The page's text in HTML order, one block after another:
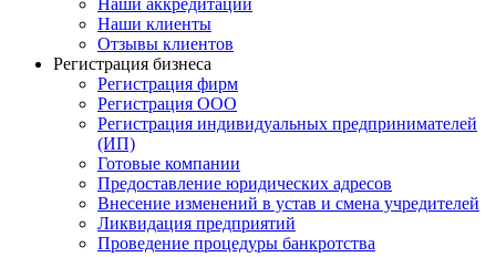
Наши аккредитации
Наши клиенты
Отзывы клиентов
Регистрация бизнеса
Регистрация фирм
Регистрация ООО
Регистрация индивидуальных предпринимателей
(ИП)
Готовые компании
Предоставление юридических адресов
Внесение изменений в устав и смена учредителей
Ликвидация предприятий
Проведение процедуры банкротства